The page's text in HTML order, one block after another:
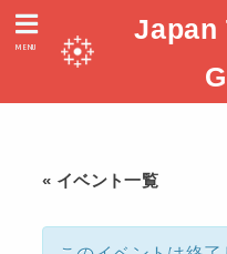
Japan
MENU
« イベント一覧